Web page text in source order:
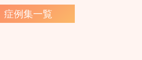
、ゼオスキン、ヒアルロン酸、ボ
ンなどを取り揃えております。
、取り揃えております。
症例集一覧